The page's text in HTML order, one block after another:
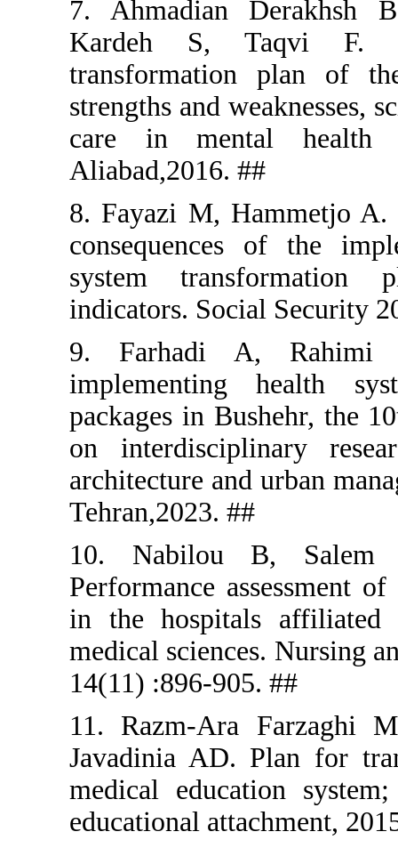
7.
Kardeh
strengths
care in
8. Fayazi
system
indicators.
9.
packages
on
10.
in the
medical
14(11)
11.
Javadinia
medical